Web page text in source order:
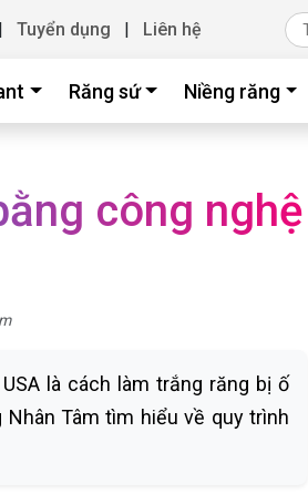
| Tuyển dụng | Liên hệ
Răng sứ Niềng răng
công nghệ
là cách làm trắng răng bị ố
Tâm tìm hiểu về quy trình